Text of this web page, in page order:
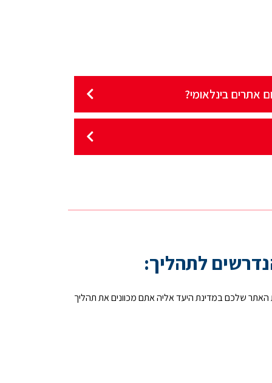
אתרים בינלאומי?
לתהליך:
שלכם במדינת היעד אליה אתם מכוונים את תהליך